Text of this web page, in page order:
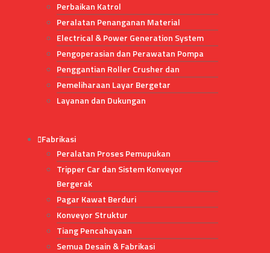
Perbaikan Katrol
Peralatan Penanganan Material
Electrical & Power Generation System
Pengoperasian dan Perawatan Pompa
Penggantian Roller Crusher dan
Pemeliharaan Layar Bergetar
Layanan dan Dukungan
Fabrikasi
Peralatan Proses Pemupukan
Tripper Car dan Sistem Konveyor
Bergerak
Pagar Kawat Berduri
Konveyor Struktur
Tiang Pencahayaan
Semua Desain & Fabrikasi